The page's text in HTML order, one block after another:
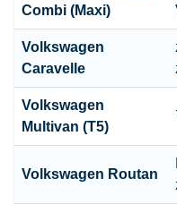
Combi (Maxi)
Volkswagen
Caravelle
Volkswagen
Multivan (T5)
Volkswagen Routan